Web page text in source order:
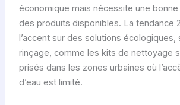
économique mais nécessite une
des produits disponibles. La tendance
l’accent sur des solutions écologiques,
rinçage, comme les kits de nettoyage
prisés dans les zones urbaines où
d’eau est limité.